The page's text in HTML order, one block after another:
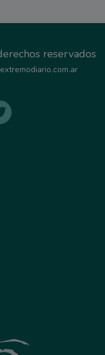
reservados